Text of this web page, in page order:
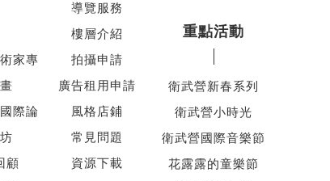
家專
際論
顧
導覽服務
樓層介紹
拍攝申請
廣告租用申請
風格店鋪
常見問題
資源下載
重點活動
衛武營新春系列
衛武營小時光
衛武營國際音樂節
花露露的童樂節